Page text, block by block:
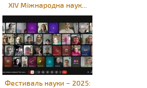
XIV Міжнародна наук...
Фестиваль науки – 2025: